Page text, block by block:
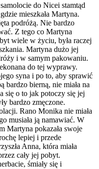
do Nicei stamtąd
mieszkała Martyna.
podróżą. Nie bardzo
Z tego co Martyna
wiele w życiu, była raczej
Martyna dużo jej
i w samym pakowaniu.
do tej wyprawy.
syna i po to, aby sprawić
bardzo bierną, nie miała na
się o to jak potoczy się jej
bardzo zmęczone.
Rano Monika nie miała
musiała ją namawiać. W
Martyna pokazała swoje
lepiej i przede
Anna, która miała
cały jej pobyt.
śmiały się i